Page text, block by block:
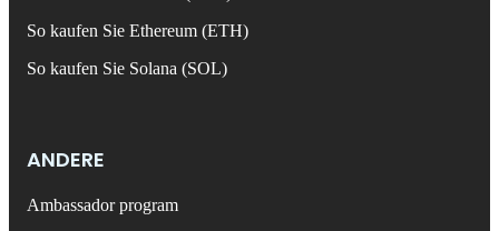
So kaufen Sie Ethereum (ETH)
So kaufen Sie Solana (SOL)
ANDERE
Ambassador program